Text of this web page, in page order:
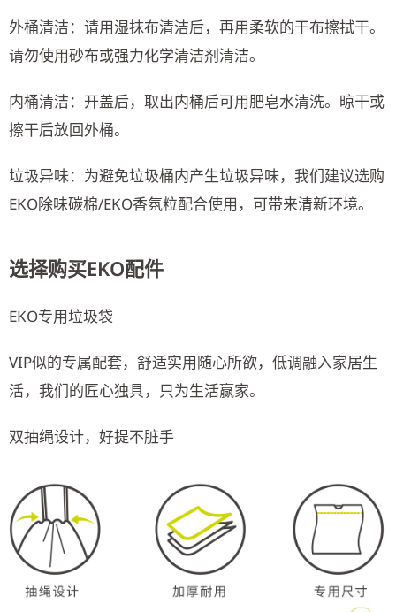
外桶清洁：请用湿抹布清洁后，再用柔软的干布擦拭干。
请勿使用砂布或强力化学清洁剂清洁。
内桶清洁：开盖后，取出内桶后可用肥皂水清洗。晾干或
擦干后放回外桶。
垃圾异味：为避免垃圾桶内产生垃圾异味，我们建议选购
EKO除味碳棉/EKO香氛粒配合使用，可带来清新环境。
选择购买EKO配件
EKO专用垃圾袋
VIP似的专属配套，舒适实用随心所欲，低调融入家居生
活，我们的匠心独具，只为生活赢家。
双抽绳设计，好提不脏手